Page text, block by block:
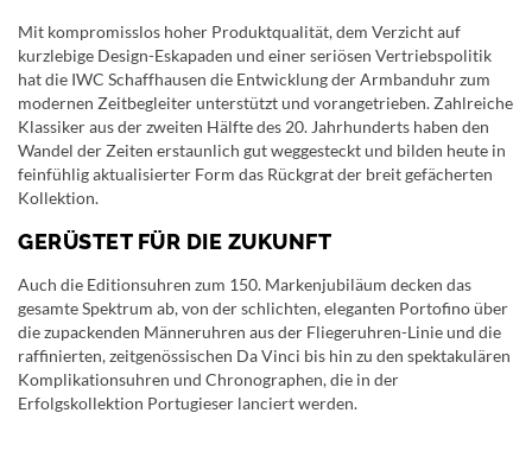
Mit kompromisslos hoher Produktqualität, dem Verzicht auf
kurzlebige Design-Eskapaden und einer seriösen Vertriebspolitik
hat die IWC Schaffhausen die Entwicklung der Armbanduhr zum
modernen Zeitbegleiter unterstützt und vorangetrieben. Zahlreiche
Klassiker aus der zweiten Hälfte des 20. Jahrhunderts haben den
Wandel der Zeiten erstaunlich gut weggesteckt und bilden heute in
feinfühlig aktualisierter Form das Rückgrat der breit gefächerten
Kollektion.
GERÜSTET FÜR DIE ZUKUNFT
Auch die Editionsuhren zum 150. Markenjubiläum decken das
gesamte Spektrum ab, von der schlichten, eleganten Portofino über
die zupackenden Männeruhren aus der Fliegeruhren-Linie und die
raffinierten, zeitgenössischen Da Vinci bis hin zu den spektakulären
Komplikationsuhren und Chronographen, die in der
Erfolgskollektion Portugieser lanciert werden.